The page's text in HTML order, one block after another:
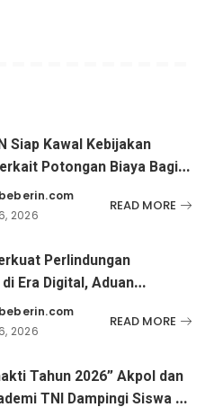
Siap Kawal Kebijakan
Potongan Biaya Bagi
Disabilitas
2026
READ MORE
Perlindungan
Era Digital, Aduan
Masih Menjadi
2026
READ MORE
Tahun 2026” Akpol dan
TNI Dampingi Siswa di